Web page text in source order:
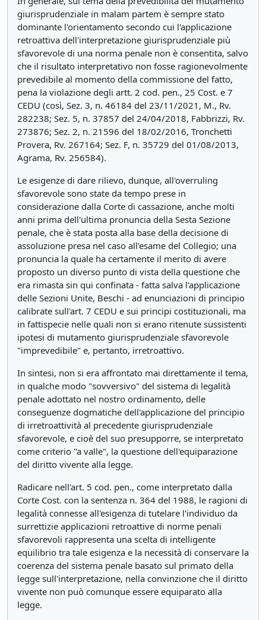
giurisprudenziale in malam partem è sempre stato
dominante l'orientamento secondo cui l'applicazione
retroattiva dell'interpretazione giurisprudenziale più
sfavorevole di una norma penale non è consentita, salvo
che il risultato interpretativo non fosse ragionevolmente
prevedibile al momento della commissione del fatto,
pena la violazione degli artt. 2 cod. pen., 25 Cost. e 7
CEDU (così, Sez. 3, n. 46184 del 23/11/2021, M., Rv.
282238; Sez. 5, n. 37857 del 24/04/2018, Fabbrizzi, Rv.
273876; Sez. 2, n. 21596 del 18/02/2016, Tronchetti
Provera, Rv. 267164; Sez. F, n. 35729 del 01/08/2013,
Agrama, Rv. 256584).
Le esigenze di dare rilievo, dunque, all'overruling
sfavorevole sono state da tempo prese in
considerazione dalla Corte di cassazione, anche molti
anni prima dell'ultima pronuncia della Sesta Sezione
penale, che è stata posta alla base della decisione di
assoluzione presa nel caso all'esame del Collegio; una
pronuncia la quale ha certamente il merito di avere
proposto un diverso punto di vista della questione che
era rimasta sin qui confinata - fatta salva l'applicazione
delle Sezioni Unite, Beschi - ad enunciazioni di principio
calibrate sull'art. 7 CEDU e sui principi costituzionali, ma
in fattispecie nelle quali non si erano ritenute sussistenti
ipotesi di mutamento giurisprudenziale sfavorevole
"imprevedibile" e, pertanto, irretroattivo.
In sintesi, non si era affrontato mai direttamente il tema,
in qualche modo "sovversivo" del sistema di legalità
penale adottato nel nostro ordinamento, delle
conseguenze dogmatiche dell'applicazione del principio
di irretroattività al precedente giurisprudenziale
sfavorevole, e cioè del suo presupporre, se interpretato
come criterio "a valle", la questione dell'equiparazione
del diritto vivente alla legge.
Radicare nell'art. 5 cod. pen., come interpretato dalla
Corte Cost. con la sentenza n. 364 del 1988, le ragioni di
legalità connesse all'esigenza di tutelare l'individuo da
surrettizie applicazioni retroattive di norme penali
sfavorevoli rappresenta una scelta di intelligente
equilibrio tra tale esigenza e la necessità di conservare la
coerenza del sistema penale basato sul primato della
legge sull'interpretazione, nella convinzione che il diritto
vivente non può comunque essere equiparato alla
legge.